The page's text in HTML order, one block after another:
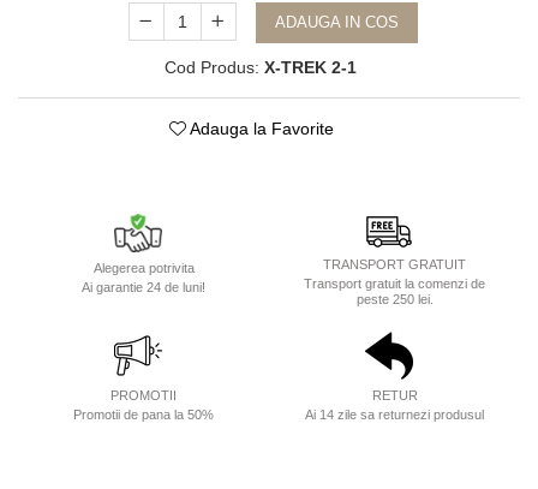
ADAUGA IN COS
Cod Produs: X-TREK 2-1
Adauga la Favorite
Alegerea potrivita
Ai garantie 24 de luni!
TRANSPORT GRATUIT
Transport gratuit la comenzi de
peste 250 lei.
PROMOTII
Promotii de pana la 50%
RETUR
Ai 14 zile sa returnezi produsul